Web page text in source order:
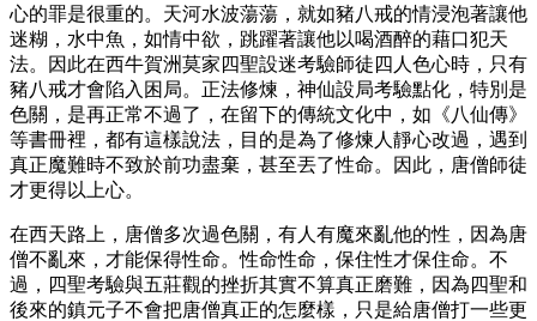
心的罪是很重的。天河水波蕩蕩，就如豬八戒的情浸泡著讓他
迷糊，水中魚，如情中欲，跳躍著讓他以喝酒醉的藉口犯天
法。因此在西牛賀洲莫家四聖設迷考驗師徒四人色心時，只有
豬八戒才會陷入困局。正法修煉，神仙設局考驗點化，特別是
色關，是再正常不過了，在留下的傳統文化中，如《八仙傳》
等書冊裡，都有這樣說法，目的是為了修煉人靜心改過，遇到
真正魔難時不致於前功盡棄，甚至丟了性命。因此，唐僧師徒
才更得以上心。
在西天路上，唐僧多次過色關，有人有魔來亂他的性，因為唐
僧不亂來，才能保得性命。性命性命，保住性才保住命。不
過，四聖考驗與五莊觀的挫折其實不算真正磨難，因為四聖和
後來的鎮元子不會把唐僧真正的怎麼樣，只是給唐僧打一些更